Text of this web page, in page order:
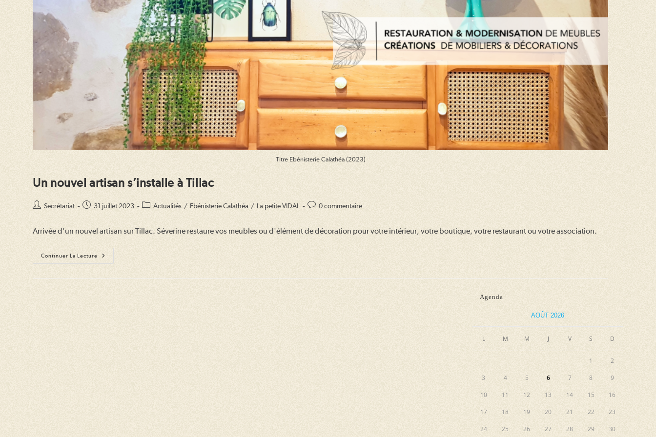
Titre Ebénisterie Calathéa (2023)
Un nouvel artisan s’installe à Tillac
Auteur/autrice
publication :
Secrétariat
Publication
31 juillet 2023
PostActualités / Ebénisterie Calathéa / La petite VIDAL
Commentaires
publication :
0 commentaire
Arrivée d'un nouvel artisan sur Tillac. Séverine restaure vos meubles ou d'élément de décoration pour votre intérieur, votre boutique, votre restaurant ou votre association.
Continuer La Lecture
Un
Nouvel
Agenda
AOÛT 2026
L M M J V S D
1 2
3 4 5 6 7 8 9
10 11 12 13 14 15 16
17 18 19 20 21 22 23
24 25 26 27 28 29 30